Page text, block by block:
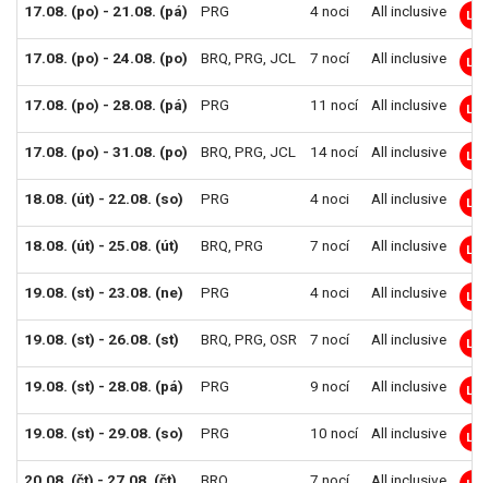
17.08. (po) - 21.08. (pá) PRG 4 noci All inclusive LM
17.08. (po) - 24.08. (po) BRQ PRG JCL 7 nocí All inclusive LM
17.08. (po) - 28.08. (pá) PRG 11 nocí All inclusive LM
17.08. (po) - 31.08. (po) BRQ PRG JCL 14 nocí All inclusive LM
18.08. (út) - 22.08. (so) PRG 4 noci All inclusive LM
18.08. (út) - 25.08. (út) BRQ PRG 7 nocí All inclusive LM
19.08. (st) - 23.08. (ne) PRG 4 noci All inclusive LM
19.08. (st) - 26.08. (st) BRQ PRG OSR 7 nocí All inclusive LM
19.08. (st) - 28.08. (pá) PRG 9 nocí All inclusive LM
19.08. (st) - 29.08. (so) PRG 10 nocí All inclusive LM